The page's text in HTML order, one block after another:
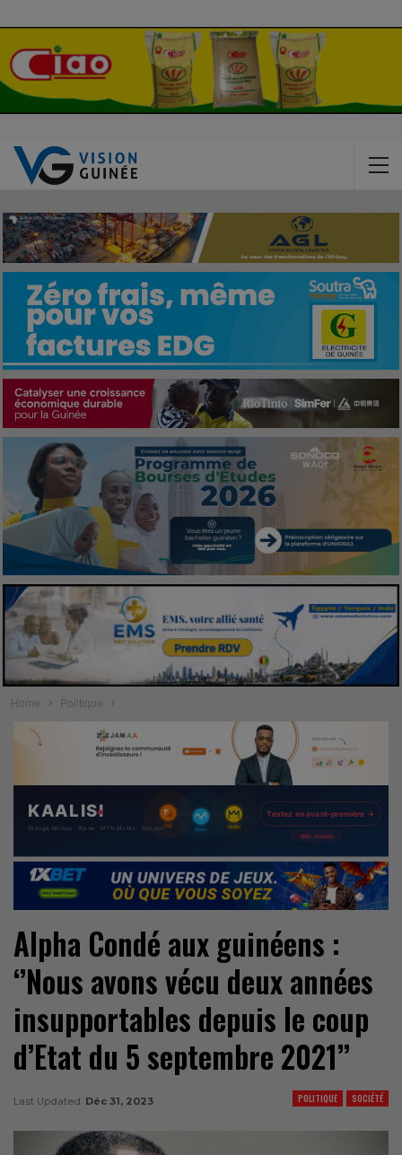
Home Politique
Alpha Condé aux guinéens :
‘’Nous avons vécu deux années
insupportables depuis le coup
d’Etat du 5 septembre 2021’’
POLITIQUE SOCIÉTÉ
Last Updated Déc 31, 2023